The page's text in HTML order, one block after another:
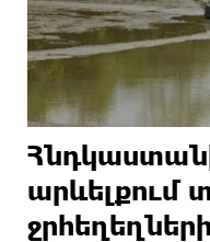
արևելքում